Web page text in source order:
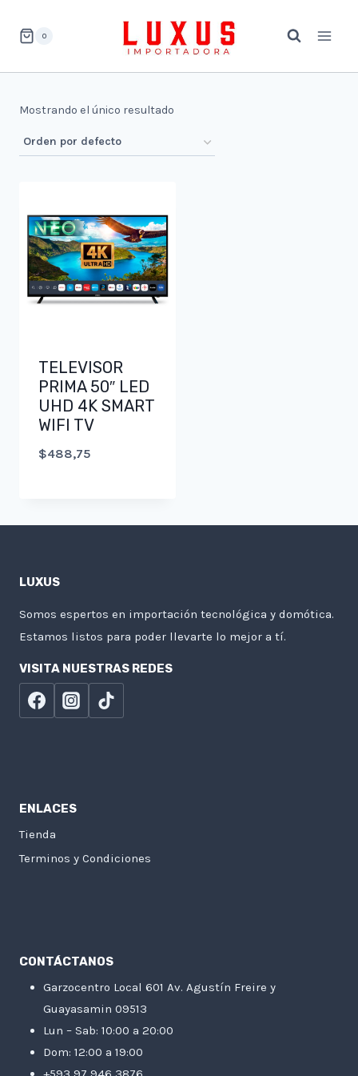
0
Mostrando el único resultado
TELEVISOR
PRIMA 50″ LED
UHD 4K SMART
WIFI TV
$488,75
LUXUS
Somos espertos en importación tecnológica y domótica.
Estamos listos para poder llevarte lo mejor a tí.
VISITA NUESTRAS REDES
ENLACES
Tienda
Terminos y Condiciones
CONTÁCTANOS
Garzocentro Local 601 Av. Agustín Freire y
Guayasamin 09513
Lun – Sab: 10:00 a 20:00
Dom: 12:00 a 19:00